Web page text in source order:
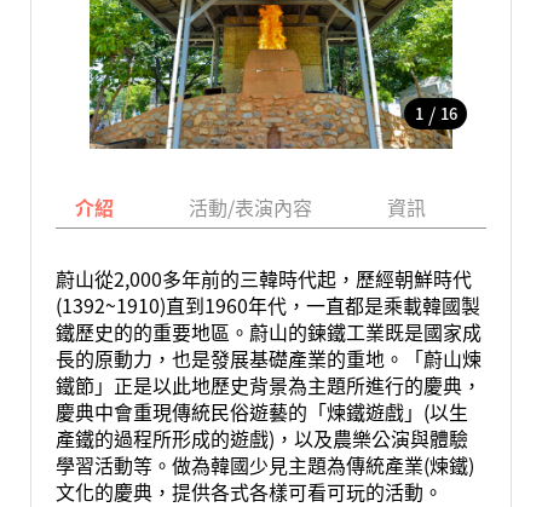
1 / 16
介紹 活動/表演內容 資訊
蔚山從2,000多年前的三韓時代起，歷經朝鮮時代
(1392~1910)直到1960年代，一直都是乘載韓國製
鐵歷史的的重要地區。蔚山的鍊鐵工業既是國家成
長的原動力，也是發展基礎產業的重地。「蔚山煉
鐵節」正是以此地歷史背景為主題所進行的慶典，
慶典中會重現傳統民俗遊藝的「煉鐵遊戲」(以生
產鐵的過程所形成的遊戲)，以及農樂公演與體驗
學習活動等。做為韓國少見主題為傳統產業(煉鐵)
文化的慶典，提供各式各樣可看可玩的活動。